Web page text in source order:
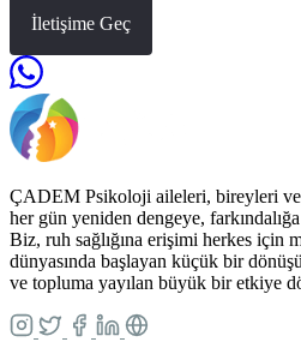
İletişime Geç
ÇADEM Psikoloji aileleri, bireyleri ve
her gün yeniden dengeye,
Biz, ruh sağlığına erişimi herkes için
dünyasında başlayan küçük bir
ve topluma yayılan büyük bir etkiye